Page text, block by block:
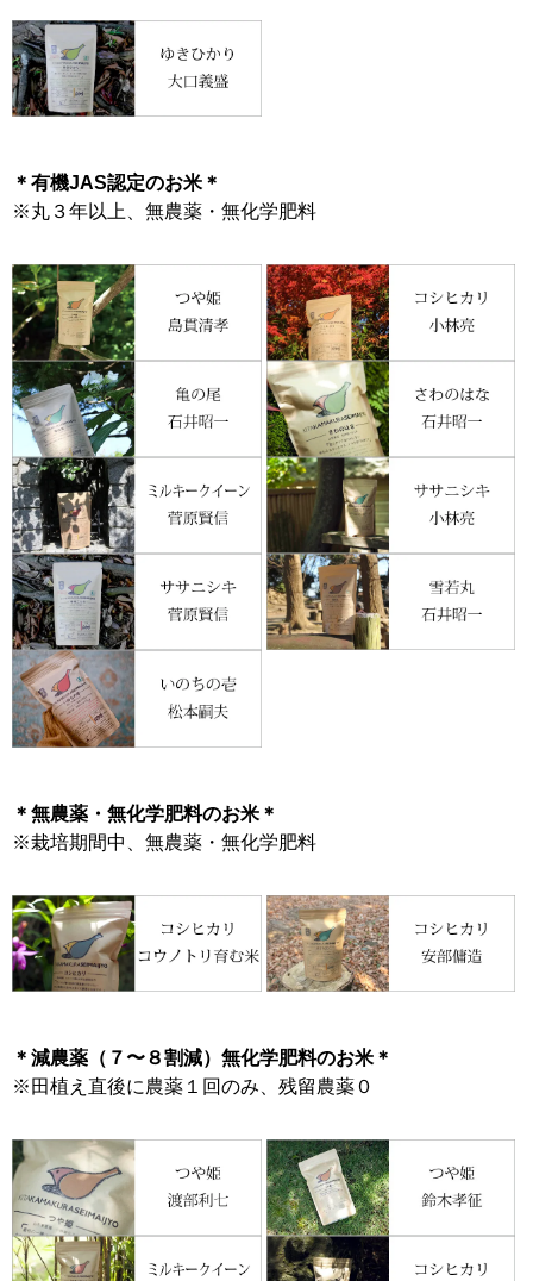
＊有機JAS認定のお米＊
※丸３年以上、無農薬・無化学肥料
＊無農薬・無化学肥料のお米＊
※栽培期間中、無農薬・無化学肥料
＊減農薬（７〜８割減）無化学肥料のお米＊
※田植え直後に農薬１回のみ、残留農薬０